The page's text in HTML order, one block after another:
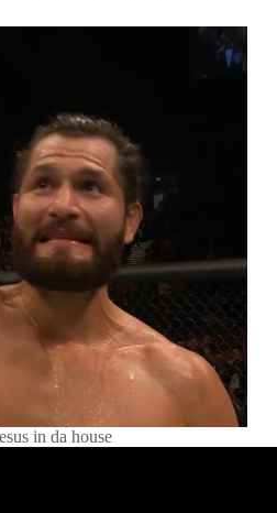
in da house